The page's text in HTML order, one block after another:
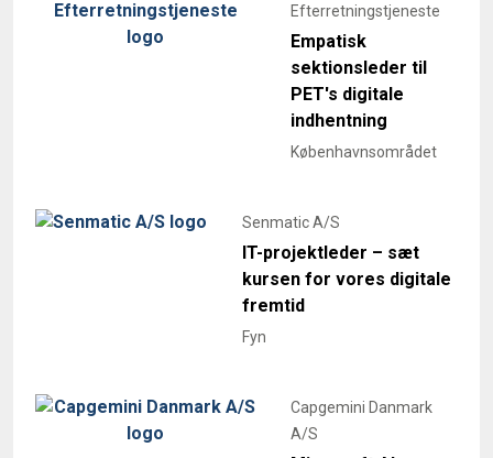
Efterretningstjeneste
Empatisk
sektionsleder til
PET's digitale
indhentning
Københavnsområdet
Senmatic A/S
IT-projektleder – sæt
kursen for vores digitale
fremtid
Fyn
Capgemini Danmark
A/S